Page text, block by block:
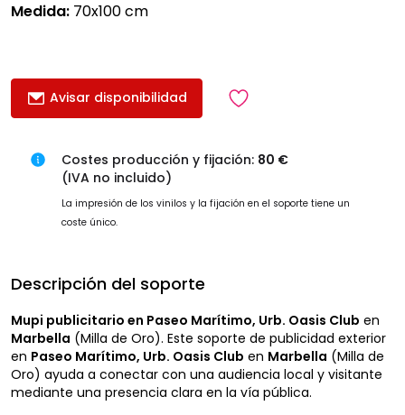
Medida: 70x100 cm
Avisar disponibilidad
Costes producción y fijación: 80 €
(IVA no incluido)
La impresión de los vinilos y la fijación en el soporte tiene un
coste único.
Descripción del soporte
Mupi publicitario en Paseo Marítimo, Urb. Oasis Club en
Marbella (Milla de Oro). Este soporte de publicidad exterior
en Paseo Marítimo, Urb. Oasis Club en Marbella (Milla de
Oro) ayuda a conectar con una audiencia local y visitante
mediante una presencia clara en la vía pública.